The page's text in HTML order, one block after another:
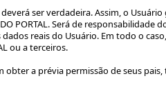
ser verdadeira. Assim, o
PORTAL. Será de responsabilidade
reais do Usuário. Em todo o
ou a terceiros.
obter a prévia permissão de seus